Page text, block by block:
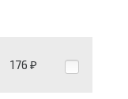
176 ₽